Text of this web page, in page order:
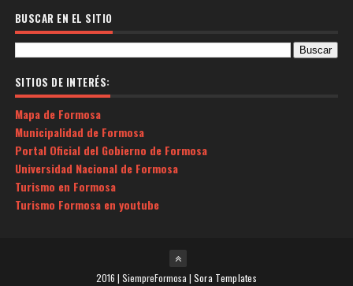
BUSCAR EN EL SITIO
SITIOS DE INTERÉS:
Mapa de Formosa
Municipalidad de Formosa
Portal Oficial del Gobierno de Formosa
Universidad Nacional de Formosa
Turismo en Formosa
Turismo Formosa en youtube
2016 | SiempreFormosa | Sora Templates